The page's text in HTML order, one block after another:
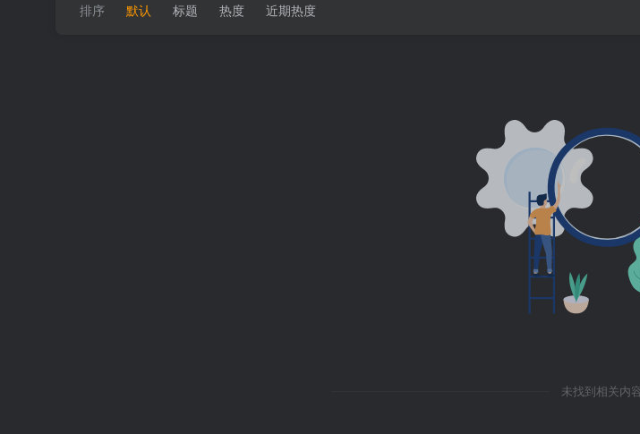
排序 默认 标题 热度 近期热度
未找到相关内